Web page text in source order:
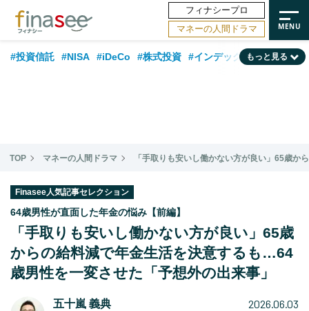
フィナシープロ
マネーの人間ドラマ
#投資信託 #NISA #iDeCo #株式投資 #インデックスファンド
#フィナンシャル・ウェルビーイング #データ・調査 #国内株式型
#60代
もっと見る
TOP マネーの人間ドラマ 「手取りも安いし働かない方が良い」65歳
Finasee人気記事セレクション
64歳男性が直面した年金の悩み【前編】
「手取りも安いし働かない方が良い」65歳
からの給料減で年金生活を決意するも…64
歳男性を一変させた「予想外の出来事」
五十嵐 義典 2026.06.03